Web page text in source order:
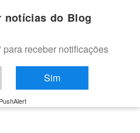
Petrolina e do Vale do São
notícias do Blog
receber notificações
Sim